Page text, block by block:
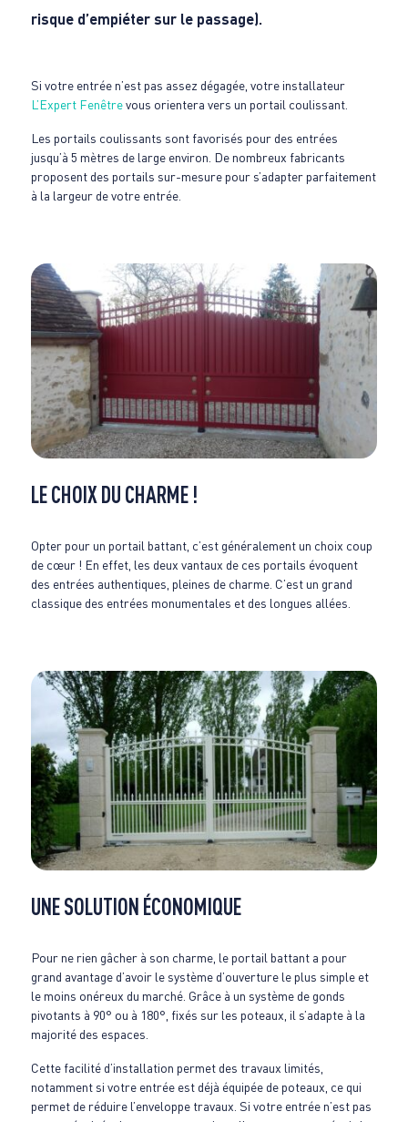
risque d’empiéter sur le passage).
Si votre entrée n’est pas assez dégagée, votre installateur
L’Expert Fenêtrevous orientera vers un portail coulissant.
Les portails coulissants sont favorisés pour des entrées
jusqu’à 5 mètres de large environ. De nombreux fabricants
proposent des portails sur-mesure pour s’adapter parfaitement
à la largeur de votre entrée.
LE CHOIX DU CHARME !
Opter pour un portail battant, c’est généralement un choix coup
de cœur ! En effet, les deux vantaux de ces portails évoquent
des entrées authentiques, pleines de charme. C’est un grand
classique des entrées monumentales et des longues allées.
UNE SOLUTION ÉCONOMIQUE
Pour ne rien gâcher à son charme, le portail battant a pour
grand avantage d’avoir le système d’ouverture le plus simple et
le moins onéreux du marché. Grâce à un système de gonds
pivotants à 90° ou à 180°, fixés sur les poteaux, il s’adapte à la
majorité des espaces.
Cette facilité d’installation permet des travaux limités,
notamment si votre entrée est déjà équipée de poteaux, ce qui
permet de réduire l’enveloppe travaux. Si votre entrée n’est pas